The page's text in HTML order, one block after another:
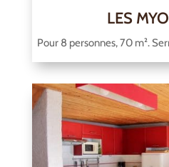
LES
Pour 8 personnes, 70 m².